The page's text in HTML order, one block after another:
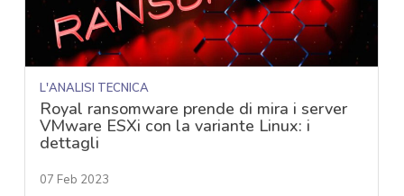
L'ANALISI TECNICA
Royal ransomware prende di mira i server
VMware ESXi con la variante Linux: i
dettagli
07 Feb 2023